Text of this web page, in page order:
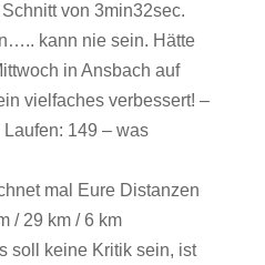
von 3min32sec.
kann nie sein. Hätte
in Ansbach auf
vielfaches verbessert! –
149 – was
mal Eure Distanzen
/ 29 km / 6 km
soll keine Kritik sein, ist